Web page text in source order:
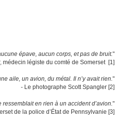
épave, aucun corps, et pas de bruit."
médecin légiste du comté de Somerset [1]
aile, un avion, du métal. Il n’y avait rien."
- Le photographe Scott Spangler [2]
en rien à un accident d’avion."
de la police d’État de Pennsylvanie [3]